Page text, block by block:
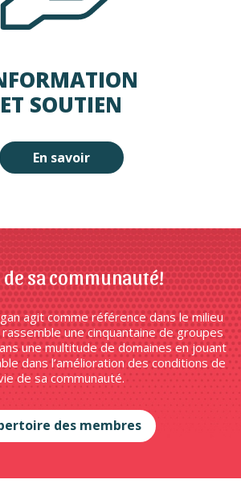
ET SOUTIEN
En savoir
de sa communauté!
agit comme référence dans le milieu
une cinquantaine de groupes
une multitude de domaines en jouant
dans l’amélioration des conditions de
de sa communauté.
des membres